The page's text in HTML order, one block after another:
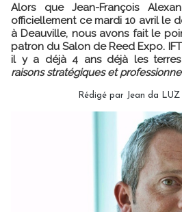
Alors que Jean-François
officiellement ce mardi 10 avril le
à Deauville, nous avons fait le
patron du Salon de Reed Expo.
il y a déjà 4 ans déjà les terres
raisons stratégiques et
Rédigé par Jean da LUZ